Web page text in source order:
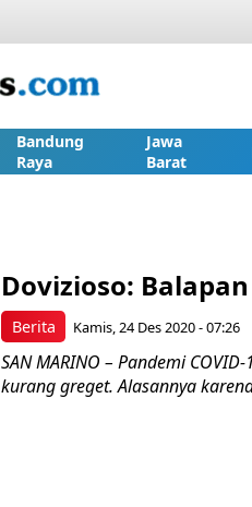
Bandung
Raya
Jawa
Barat
Berita
Dovizioso:
Kamis, 24 Des 2020 - 07:26
SAN MARINO – Pandemi
kurang greget. Alasannya